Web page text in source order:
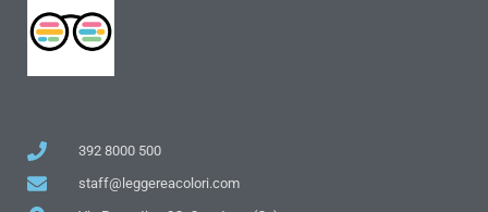
392 8000 500
staff@leggereacolori.com